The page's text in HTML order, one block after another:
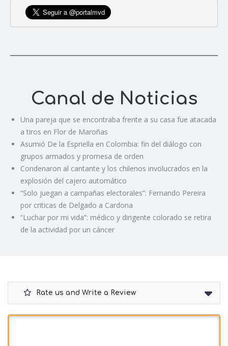
Canal de Noticias
Una pareja que se encontraba frente a su casa fue atacada
a tiros en Flor de Maroñas
Asumió De la Espriella en Colombia: fin del diálogo con
grupos armados y promesa de orden
Condenaron al cantante y los chilenos involucrados en la
explosión del cajero automático
“Solo juegan a campañas electorales”: Fernando Pereira
por criticas de Delgado a Cardona
“Luchar por mi vida”: médico y dirigente colorado se retira
de la actividad por un cáncer
Rate us and Write a Review